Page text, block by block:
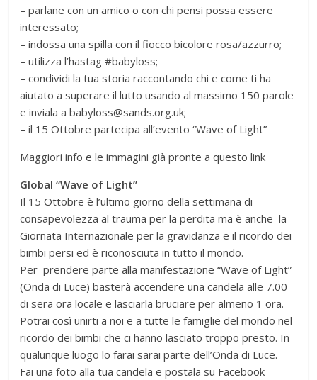
– parlane con un amico o con chi pensi possa essere
interessato;
– indossa una spilla con il fiocco bicolore rosa/azzurro;
– utilizza l’hastag #babyloss;
– condividi la tua storia raccontando chi e come ti ha
aiutato a superare il lutto usando al massimo 150 parole
e inviala a babyloss@sands.org.uk;
– il 15 Ottobre partecipa all’evento “Wave of Light”
Maggiori info e le immagini già pronte a questo link
Global “Wave of Light”
Il 15 Ottobre è l’ultimo giorno della settimana di
consapevolezza al trauma per la perdita ma è anche la
Giornata Internazionale per la gravidanza e il ricordo dei
bimbi persi ed è riconosciuta in tutto il mondo.
Per prendere parte alla manifestazione “Wave of Light”
(Onda di Luce) basterà accendere una candela alle 7.00
di sera ora locale e lasciarla bruciare per almeno 1 ora.
Potrai così unirti a noi e a tutte le famiglie del mondo nel
ricordo dei bimbi che ci hanno lasciato troppo presto. In
qualunque luogo lo farai sarai parte dell’Onda di Luce.
Fai una foto alla tua candela e postala su Facebook